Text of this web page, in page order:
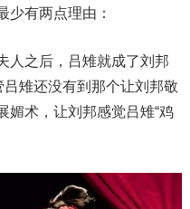
少有两点理由：
人之后，吕雉就成了刘邦
吕雉还没有到那个让刘邦敬
媚术，让刘邦感觉吕雉“鸡